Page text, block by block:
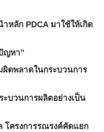
หลัก PDCA มาใช้ให้เกิด
ญหา”
ดพลาดในกระบวนการ
บวนการผลิตอย่างเป็น
โครงการรณรงค์คัดแยก